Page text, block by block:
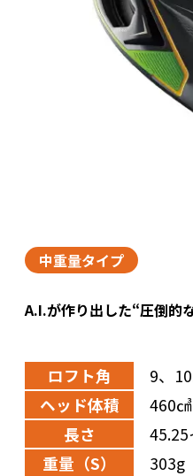
中重量タイプ
A.I.が作り出した“圧倒的
ロフト角
9、
ヘッド体積
460㎤
長さ
重量（S）
303g